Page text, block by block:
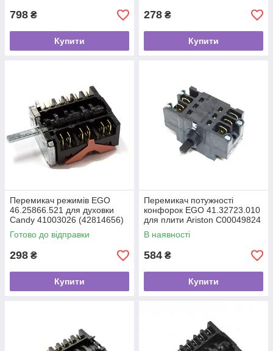
798 ₴
Купити
278 ₴
Купити
Перемикач режимів EGO
46.25866.521 для духовки
Candy 41003026 (42814656)
COK301CY
Готово до відправки
298 ₴
Купити
Перемикач потужності
конфорок EGO 41.32723.010
для плити Ariston C00049824
В наявності
584 ₴
Купити